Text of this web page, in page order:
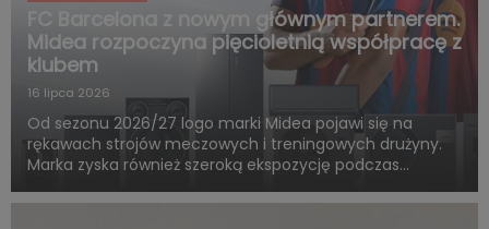
FC Barcelona z nowym głównym partnerem.
Midea rozpoczyna pięcioletnią współpracę z
klubem
16 lipca 2026
Od sezonu 2026/27 logo marki Midea pojawi się na
rękawach strojów meczowych i treningowych drużyny.
Marka zyska również szeroką ekspozycję podczas
współpraca obejmie także wspólne działania skierowane